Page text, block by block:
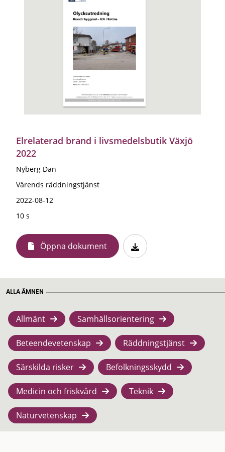
Elrelaterad brand i livsmedelsbutik Växjö
2022
Nyberg Dan
Värends räddningstjänst
2022-08-12
10 s
Öppna dokument
ALLA ÄMNEN
Allmänt Samhällsorientering
Beteendevetenskap Räddningstjänst
Särskilda risker Befolkningsskydd
Medicin och friskvård Teknik
Naturvetenskap